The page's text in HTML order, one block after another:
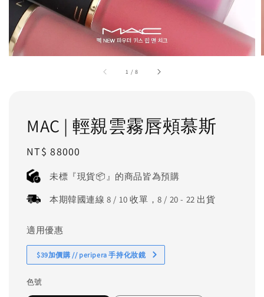
1 /8
MAC | 輕親雲霧唇頰慕斯
Regular
price
NT$ 88000
未標『現貨📦』的商品皆為預購
本期韓國連線 8 / 10 收單，8 / 20 - 22 出貨
適用優惠
$39加價購 // peripera 手持化妝鏡
色號